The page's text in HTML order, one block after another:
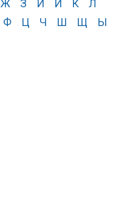
Ж З И Й К
Л
Ф Ц Ч Ш Щ
Ы